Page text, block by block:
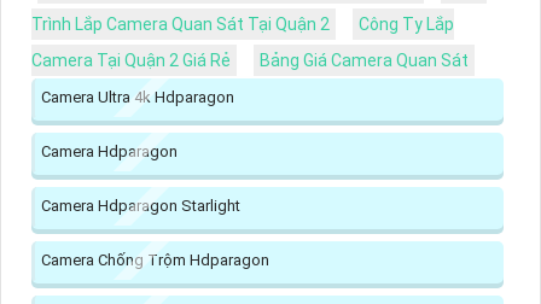
Trình Lắp Camera Quan Sát Tại Quận 2
Công Ty Lắp
Camera Tại Quận 2 Giá Rẻ
Bảng Giá Camera Quan Sát
Camera Ultra 4k Hdparagon
Camera Hdparagon
Camera Hdparagon Starlight
Camera Chống Trộm Hdparagon